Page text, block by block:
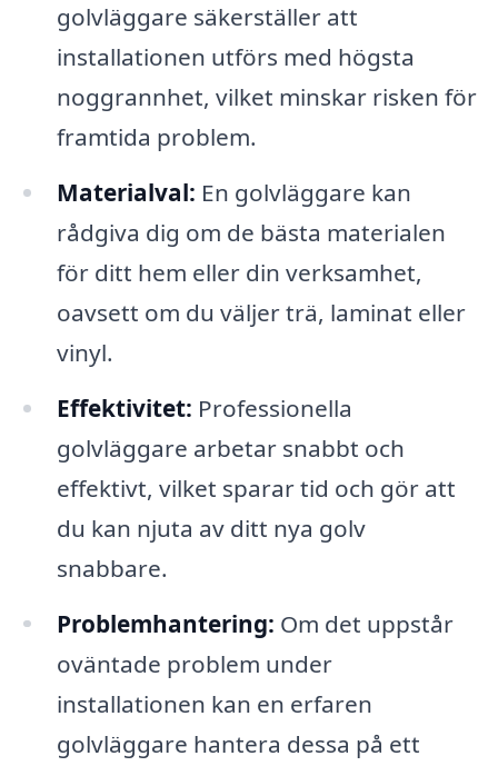
golvläggare säkerställer att
installationen utförs med högsta
noggrannhet, vilket minskar risken för
framtida problem.
Materialval: En golvläggare kan
rådgiva dig om de bästa materialen
för ditt hem eller din verksamhet,
oavsett om du väljer trä, laminat eller
vinyl.
Effektivitet: Professionella
golvläggare arbetar snabbt och
effektivt, vilket sparar tid och gör att
du kan njuta av ditt nya golv
snabbare.
Problemhantering: Om det uppstår
oväntade problem under
installationen kan en erfaren
golvläggare hantera dessa på ett